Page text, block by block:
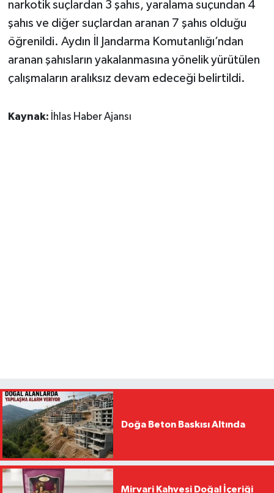
narkotik suçlardan 3 şahıs, yaralama suçundan 4
şahıs ve diğer suçlardan aranan 7 şahıs olduğu
öğrenildi. Aydın İl Jandarma Komutanlığı’ndan
aranan şahısların yakalanmasına yönelik yürütülen
çalışmaların aralıksız devam edeceği belirtildi.
Kaynak: İhlas Haber Ajansı
Doğa Beton Baskısı Altında
Mirvari Kahvesi Doğal İçeriği